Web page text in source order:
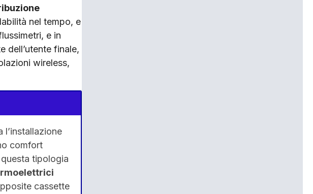
nel tempo, e
e in
dell’utente finale,
wireless,
l’installazione
comfort
tipologia
cassette